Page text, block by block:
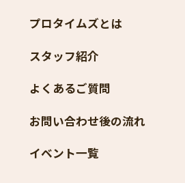
プロタイムズとは
スタッフ紹介
よくあるご質問
お問い合わせ後の流れ
イベント一覧